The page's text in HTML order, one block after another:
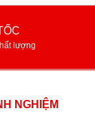
lượng
NGHIỆM